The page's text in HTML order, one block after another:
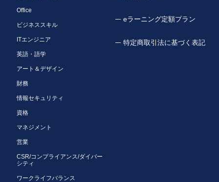
Office
ビジネススキル
ITエンジニア
英語・語学
アート＆デザイン
財務
情報セキュリティ
資格
マネジメント
営業
CSR/コンプライアンス/ダイバー
シティ
ワークライフバランス
eラーニング定額プラン
特定商取引法に基づく表記